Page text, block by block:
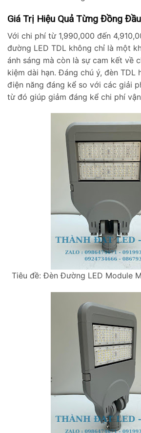
Giá Trị Hiệu Quả Từng Đồng
Với chi phí từ 1,990,000 đến
đường LED TDL không chỉ là một
ánh sáng mà còn là sự cam kết về
kiệm dài hạn. Đáng chú ý, đèn TDL
điện năng đáng kể so với các giải
từ đó giúp giảm đáng kể chi phí
Tiêu đề: Đèn Đường LED Module